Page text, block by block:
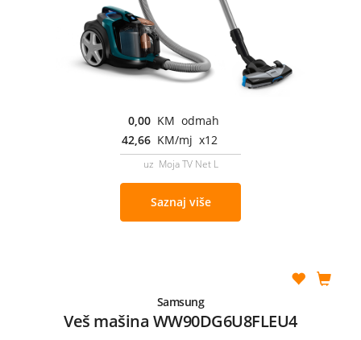
0,00 KM odmah
42,66 KM/mj x12
uz Moja TV Net L
Saznaj više
Samsung
Veš mašina WW90DG6U8FLEU4